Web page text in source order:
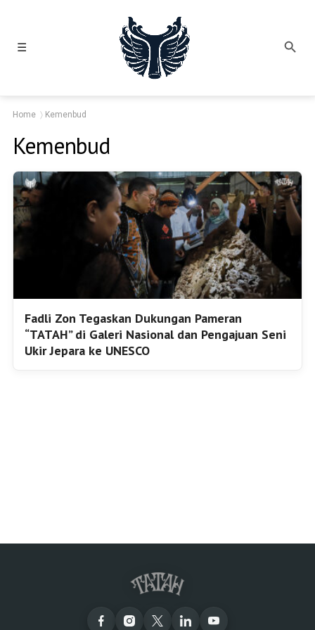
☰
Home Kemenbud
Kemenbud
Fadli Zon Tegaskan Dukungan Pameran
“TATAH” di Galeri Nasional dan Pengajuan Seni
Ukir Jepara ke UNESCO